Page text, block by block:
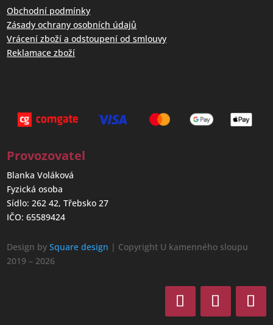
Obchodní podmínky
Zásady ochrany osobních údajů
Vrácení zboží a odstoupení od smlouvy
Reklamace zboží
Provozovatel
Blanka Voláková
Fyzická osoba
Sídlo: 262 42, Třebsko 27
IČO: 65589424
Design bySquare design | Copyright U kamenného sloupu
2019 – 2026